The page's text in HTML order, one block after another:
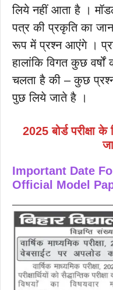
लिये नहीं आता है ।
पत्र की प्रकृति का
रूप में प्रश्न आएंगे ।
हालांकि विगत कुछ
चलता है की – कुछ
पुछ लिये जाते है ।
2025 बोर्ड परीक्षा
Important Date
Official Model